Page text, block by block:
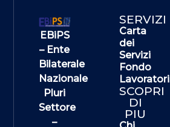
EBiPS
– Ente
Bilaterale
Nazionale
Pluri
Settore
–
SERVIZI
Carta
dei
Servizi
Fondo
Lavoratori
SCOPRI
DI
PIU